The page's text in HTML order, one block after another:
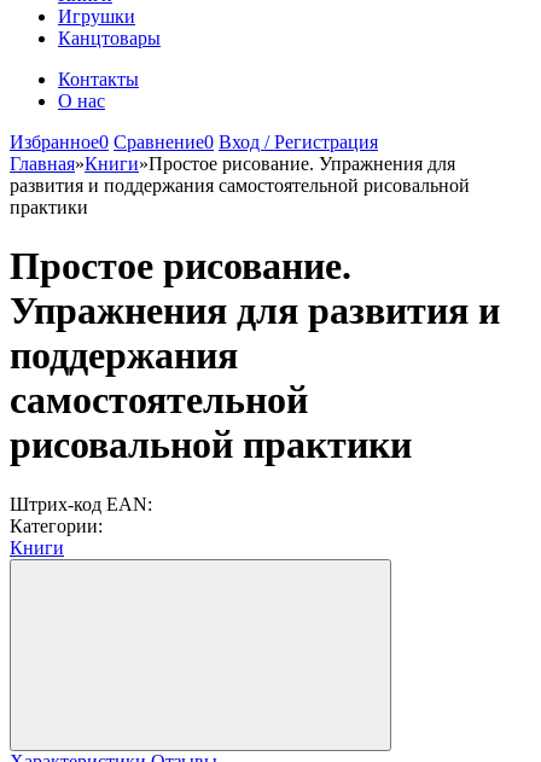
Игрушки
Канцтовары
Контакты
О нас
Избранное0 Сравнение0 Вход / Регистрация
Главная»Книги»Простое рисование. Упражнения для
развития и поддержания самостоятельной рисовальной
практики
Простое рисование.
Упражнения для развития и
поддержания
самостоятельной
рисовальной практики
Штрих-код EAN:
Категории:
Книги